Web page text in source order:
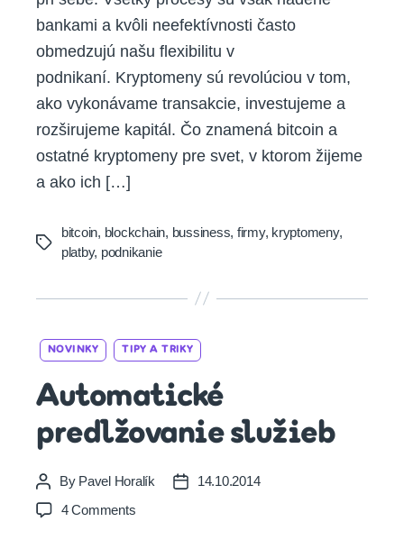
bankami a kvôli neefektívnosti často
obmedzujú našu flexibilitu v
podnikaní. Kryptomeny sú revolúciou v tom,
ako vykonávame transakcie, investujeme a
rozširujeme kapitál. Čo znamená bitcoin a
ostatné kryptomeny pre svet, v ktorom žijeme
a ako ich […]
Tags
bitcoin, blockchain, bussiness, firmy, kryptomeny,
platby, podnikanie
NOVINKY TIPY A TRIKY
Automatické
predlžovanie služieb
Post
author
By Pavel Horalík
Post14.10.2014
4 Commentson